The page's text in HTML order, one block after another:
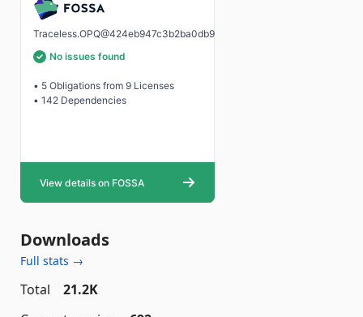
Downloads
Full stats →
Total
21.2K